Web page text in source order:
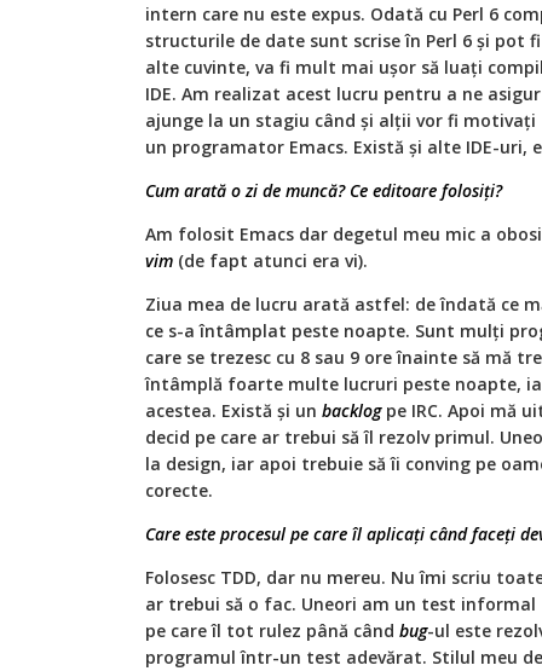
intern care nu este expus. Odată cu Perl 6
structurile de date sunt scrise în Perl 6 și pot fi
alte cuvinte, va fi mult mai ușor să luați
IDE. Am realizat acest lucru pentru a ne
ajunge la un stagiu când și alții vor fi motivați
un programator Emacs. Există și alte IDE-uri,
Cum arată o zi de muncă? Ce editoare folosiți?
Am folosit Emacs dar degetul meu mic a
vim (de fapt atunci era vi).
Ziua mea de lucru arată astfel: de îndată ce
ce s-a întâmplat peste noapte. Sunt mulți
care se trezesc cu 8 sau 9 ore înainte să mă
întâmplă foarte multe lucruri peste noapte,
acestea. Există și un backlogpe IRC. Apoi mă
decid pe care ar trebui să îl rezolv primul.
la design, iar apoi trebuie să îi conving pe
corecte.
Care este procesul pe care îl aplicați când faceți
Folosesc TDD, dar nu mereu. Nu îmi scriu
ar trebui să o fac. Uneori am un test
pe care îl tot rulez până când bug-ul este
programul într-un test adevărat. Stilul meu